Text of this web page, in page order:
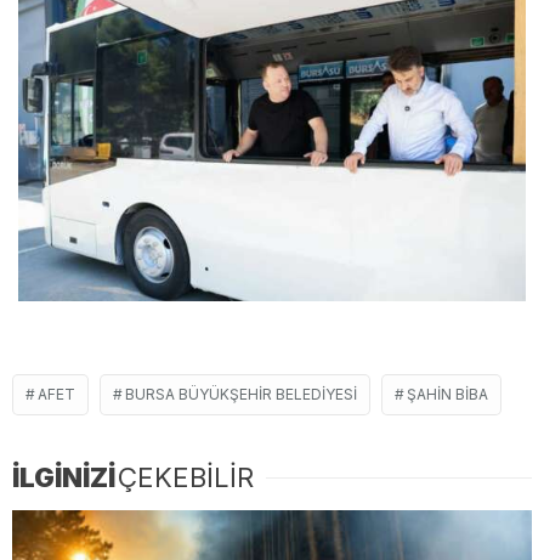
AFET BURSA BÜYÜKŞEHIR BELEDIYESI ŞAHIN BIBA
İLGİNİZİÇEKEBİLİR